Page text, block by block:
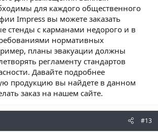
для каждого общественного
Impress вы можете заказать
стенды с карманами недорого и в
нормативных
планы эвакуации должны
регламенту стандартов
Давайте подробнее
продукцию вы найдете в данном
заказ на нашем сайте.
#13